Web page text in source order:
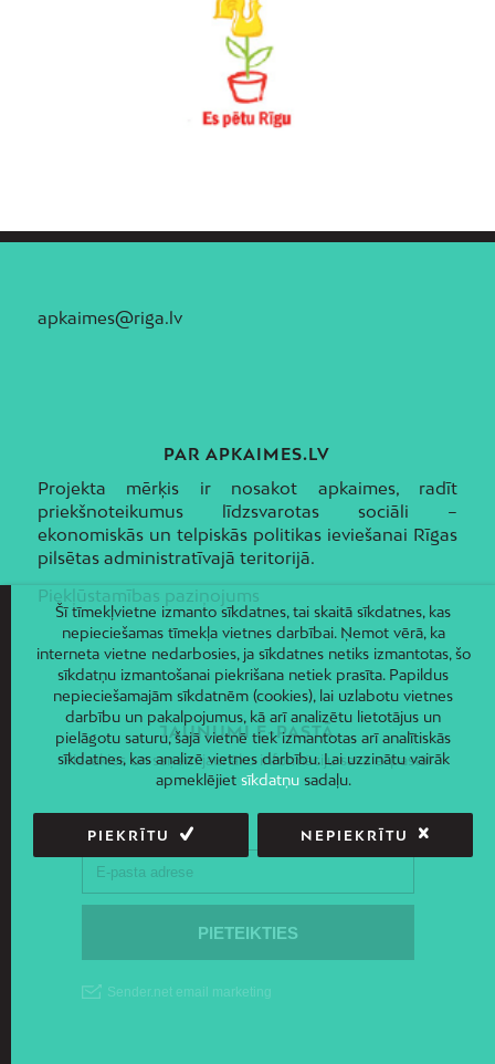
apkaimes@riga.lv
PAR APKAIMES.LV
Projekta mērķis ir nosakot apkaimes, radīt
priekšnoteikumus līdzsvarotas sociāli –
ekonomiskās un telpiskās politikas ieviešanai Rīgas
pilsētas administratīvajā teritorijā.
Piekļūstamības paziņojums
JAUNUMI E-PASTĀ
Piesakies un saņem jaunāko informāciju savā e-pastā!
Šī tīmekļvietne izmanto sīkdatnes, tai skaitā sīkdatnes, kas
nepieciešamas tīmekļa vietnes darbībai. Ņemot vērā, ka
interneta vietne nedarbosies, ja sīkdatnes netiks izmantotas, šo
sīkdatņu izmantošanai piekrišana netiek prasīta. Papildus
nepieciešamajām sīkdatnēm (cookies), lai uzlabotu vietnes
darbību un pakalpojumus, kā arī analizētu lietotājus un
pielāgotu saturu, šajā vietnē tiek izmantotas arī analītiskās
sīkdatnes, kas analizē vietnes darbību. Lai uzzinātu vairāk
apmeklējiet sīkdatņusadaļu.
PIEKRĪTU NEPIEKRĪTU